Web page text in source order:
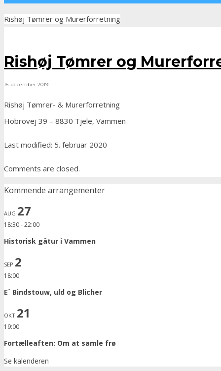
Rishøj Tømrer og Murerforretning
Rishøj Tømrer og
15. december 2019
Rishøj Tømrer- & Murerforretning
Hobrovej 39 – 8830 Tjele, Vammen
Last modified: 5. februar 2020
Comments are closed.
Kommende arrangementer
AUG 27
18:30-22:00
Historisk gåtur i Vammen
SEP 2
18:00
E´ Bindstouw, uld og Blicher
OKT 21
19:00
Fortælleaften: Om at samle frø
Se kalenderen